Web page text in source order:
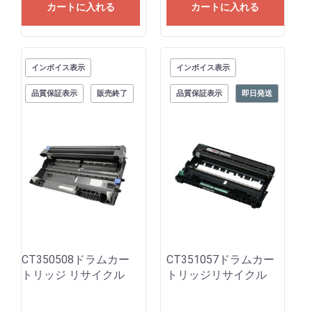
カートに入れる カートに入れる
インボイス表示
品質保証表示 販売終了
CT350508ドラムカー
トリッジ リサイクル
インボイス表示
品質保証表示 即日発送
CT351057ドラムカー
トリッジリサイクル